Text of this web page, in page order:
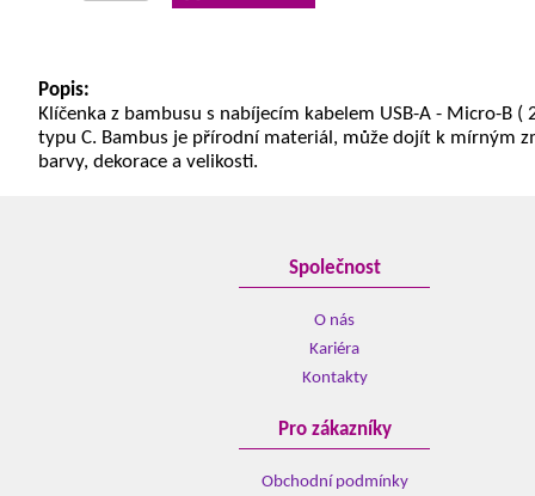
Popis:
Klíčenka z bambusu s nabíjecím kabelem USB-A - Micro-B (
typu C. Bambus je přírodní materiál, může dojít k mírným
barvy, dekorace a velikosti.
Společnost
O nás
Kariéra
Kontakty
Pro zákazníky
Obchodní podmínky